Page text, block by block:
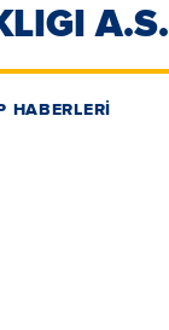
A.S.
HABERLERİ